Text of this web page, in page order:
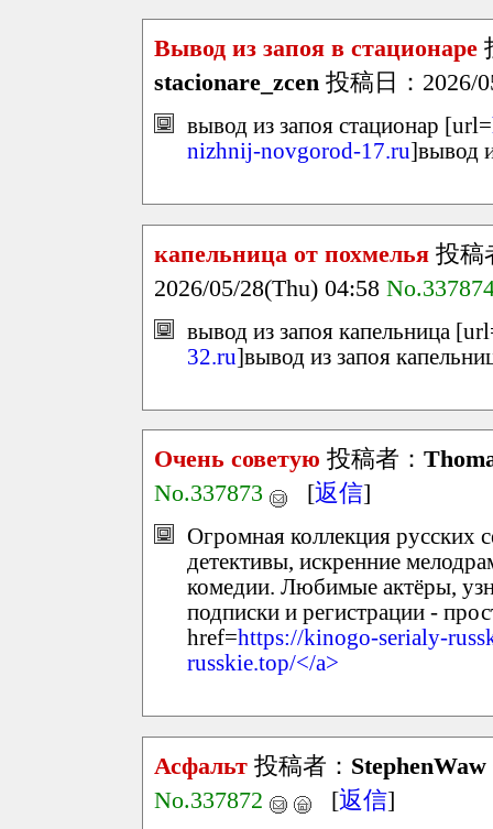
Вывод из запоя в стационаре
stacionare_zcen 投稿日：2026/
вывод из запоя стационар [url=
nizhnij-novgorod-17.ru]вывод
капельница от похмелья 投稿
2026/05/28(Thu) 04:58
вывод из запоя капельница
32.ru]вывод из запоя
Очень советую 投稿者：
No.337873
[返信]
Огромная коллекция русских
детективы, искренние
комедии. Любимые актёры,
подписки и регистрации -
href=https://kinogo-serialy-
russkie.top/</a>
Асфальт 投稿者： StephenWaw
No.337872
[返信]